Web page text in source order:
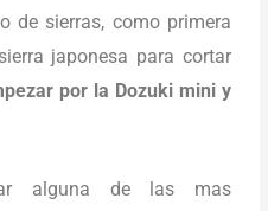
de sierras, como primera
japonesa para cortar
por la Dozuki mini y
alguna de las mas